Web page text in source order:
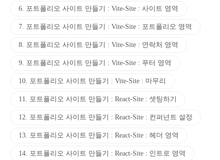
6. 포트폴리오 사이트 만들기 : Vite-Site : 사이트 영역
7. 포트폴리오 사이트 만들기 : Vite-Site : 포트폴리오 영역
8. 포트폴리오 사이트 만들기 : Vite-Site : 연락처 영역
9. 포트폴리오 사이트 만들기 : Vite-Site : 푸터 영역
10. 포트폴리오 사이트 만들기 : Vite-Site : 마무리
11. 포트폴리오 사이트 만들기 : React-Site : 셋팅하기
12. 포트폴리오 사이트 만들기 : React-Site : 컨퍼넌트 설정
13. 포트폴리오 사이트 만들기 : React-Site : 헤더 영역
14. 포트폴리오 사이트 만들기 : React-Site : 인트로 영역